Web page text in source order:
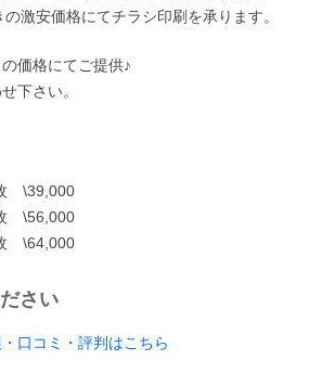
激安価格にてチラシ印刷を承ります。
価格にてご提供♪
下さい。
\39,000
\56,000
\64,000
さい
口コミ・評判はこちら